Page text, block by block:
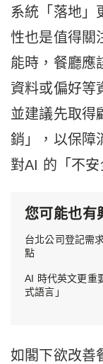
系統 「 落地 」
性也是值得關
能時，餐廳應
資料或偏好等
並建議先取得
銷」，以保障
對AI 的「不安
您可能也有
台北公司登記需
點
AI 時代英文更重
式語言」
如閣下欲改善